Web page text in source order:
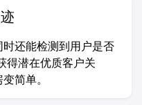
还能检测到用户是否
得潜在优质客户关
简单。